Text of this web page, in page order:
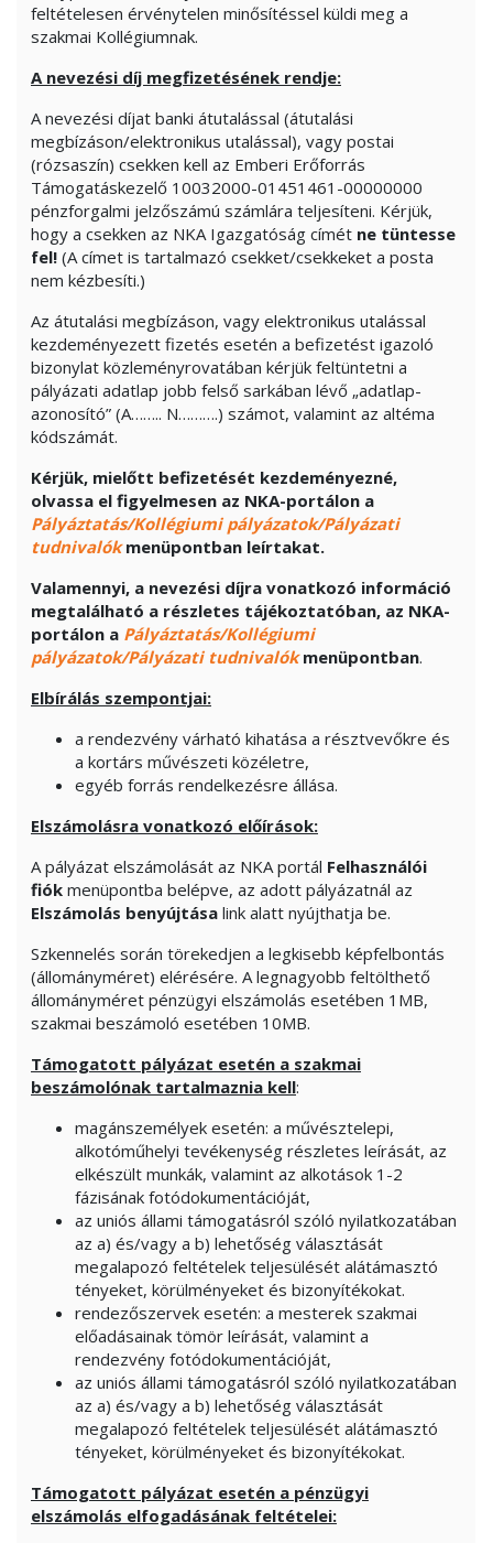
feltételesen érvénytelen minősítéssel küldi meg a
szakmai Kollégiumnak.
A nevezési díj megfizetésének rendje:
A nevezési díjat banki átutalással (átutalási
megbízáson/elektronikus utalással), vagy postai
(rózsaszín) csekken kell az Emberi Erőforrás
Támogatáskezelő 10032000-01451461-00000000
pénzforgalmi jelzőszámú számlára teljesíteni. Kérjük,
hogy a csekken az NKA Igazgatóság címét ne tüntesse
fel! (A címet is tartalmazó csekket/csekkeket a posta
nem kézbesíti.)
Az átutalási megbízáson, vagy elektronikus utalással
kezdeményezett fizetés esetén a befizetést igazoló
bizonylat közleményrovatában kérjük feltüntetni a
pályázati adatlap jobb felső sarkában lévő „adatlap-
azonosító” (A…….. N……….) számot, valamint az altéma
kódszámát.
Kérjük, mielőtt befizetését kezdeményezné,
olvassa el figyelmesen az NKA-portálon a
Pályáztatás/Kollégiumi pályázatok/Pályázati
tudnivalók menüpontban leírtakat.
Valamennyi, a nevezési díjra vonatkozó információ
megtalálható a részletes tájékoztatóban, az NKA-
portálon a Pályáztatás/Kollégiumi
pályázatok/Pályázati tudnivalók menüpontban.
Elbírálás szempontjai:
a rendezvény várható kihatása a résztvevőkre és
a kortárs művészeti közéletre,
egyéb forrás rendelkezésre állása.
Elszámolásra vonatkozó előírások:
A pályázat elszámolását az NKA portál Felhasználói
fiók menüpontba belépve, az adott pályázatnál az
Elszámolás benyújtása link alatt nyújthatja be.
Szkennelés során törekedjen a legkisebb képfelbontás
(állományméret) elérésére. A legnagyobb feltölthető
állományméret pénzügyi elszámolás esetében 1MB,
szakmai beszámoló esetében 10MB.
Támogatott pályázat esetén a szakmai
beszámolónak tartalmaznia kell:
magánszemélyek esetén: a művésztelepi,
alkotóműhelyi tevékenység részletes leírását, az
elkészült munkák, valamint az alkotások 1-2
fázisának fotódokumentációját,
az uniós állami támogatásról szóló nyilatkozatában
az a) és/vagy a b) lehetőség választását
megalapozó feltételek teljesülését alátámasztó
tényeket, körülményeket és bizonyítékokat.
rendezőszervek esetén: a mesterek szakmai
előadásainak tömör leírását, valamint a
rendezvény fotódokumentációját,
az uniós állami támogatásról szóló nyilatkozatában
az a) és/vagy a b) lehetőség választását
megalapozó feltételek teljesülését alátámasztó
tényeket, körülményeket és bizonyítékokat.
Támogatott pályázat esetén a pénzügyi
elszámolás elfogadásának feltételei: